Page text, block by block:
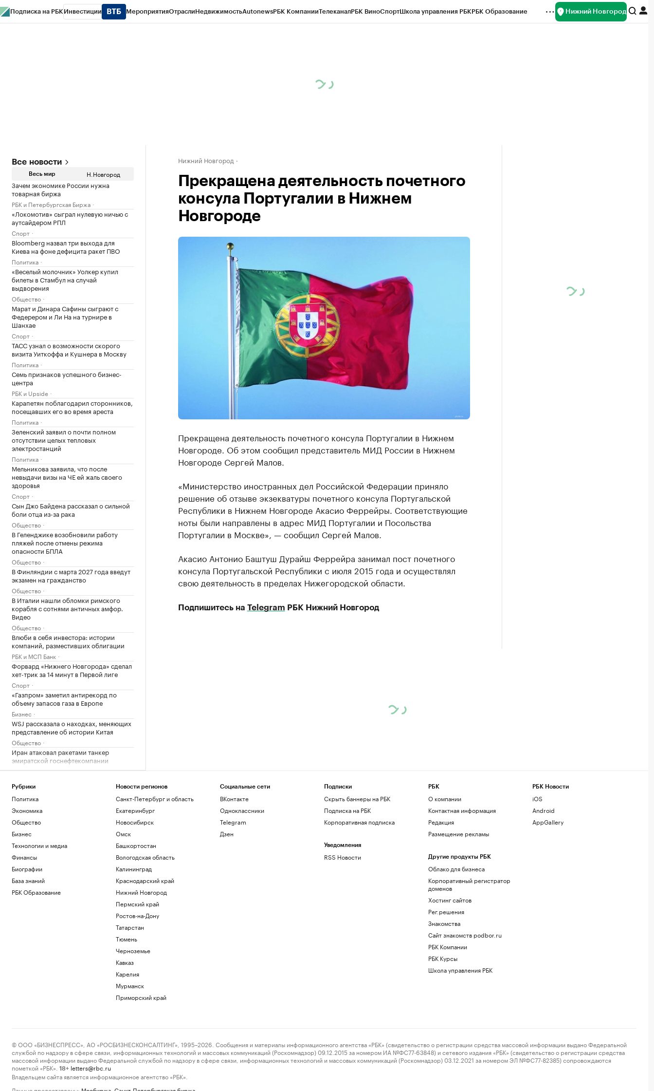
Подписка на РБК Инвестиции МероприятияОтраслиНедвижимостьAutonewsРБК КомпанииТелеканалРБК ВиноСпортШкола управления РБКРБК Образование Нижний Новгород
Все новости
Весь мир Н.Новгород
Зачем экономике России нужна
товарная биржа
РБК и Петербургская Биржа
«Локомотив» сыграл нулевую ничью с
аутсайдером РПЛ
Спорт
Bloomberg назвал три выхода для
Киева на фоне дефицита ракет ПВО
Политика
«Веселый молочник» Уолкер купил
билеты в Стамбул на случай
выдворения
Общество
Марат и Динара Сафины сыграют с
Федерером и Ли На на турнире в
Шанхае
Спорт
ТАСС узнал о возможности скорого
визита Уиткоффа и Кушнера в Москву
Политика
Семь признаков успешного бизнес-
центра
РБК и Upside
Карапетян поблагодарил сторонников,
посещавших его во время ареста
Политика
Зеленский заявил о почти полном
отсутствии целых тепловых
электростанций
Политика
Мельникова заявила, что после
невыдачи визы на ЧЕ ей жаль своего
здоровья
Спорт
Сын Джо Байдена рассказал о сильной
боли отца из-за рака
Общество
В Геленджике возобновили работу
пляжей после отмены режима
опасности БПЛА
Общество
В Финляндии с марта 2027 года введут
экзамен на гражданство
Общество
В Италии нашли обломки римского
корабля с сотнями античных амфор.
Видео
Общество
Влюби в себя инвестора: истории
компаний, разместивших облигации
РБК и МСП Банк
Форвард «Нижнего Новгорода» сделал
хет-трик за 14 минут в Первой лиге
Спорт
«Газпром» заметил антирекорд по
объему запасов газа в Европе
Бизнес
WSJ рассказала о находках, меняющих
представление об истории Китая
Общество
Иран атаковал ракетами танкер
эмиратской госнефтекомпании
Политика
в портах Николаев и Одесса
Политика
Нижний Новгород
Прекращена деятельность почетного
консула Португалии в Нижнем
Новгороде
Прекращена деятельность почетного консула Португалии в Нижнем
Новгороде. Об этом сообщил представитель МИД России в Нижнем
Новгороде Сергей Малов.
«Министерство иностранных дел Российской Федерации приняло
решение об отзыве экзекватуры почетного консула Португальской
Республики в Нижнем Новгороде Акасио Феррейры. Соответствующие
ноты были направлены в адрес МИД Португалии и Посольства
Португалии в Москве», — сообщил Сергей Малов.
Акасио Антонио Баштуш Дурайш Феррейра занимал пост почетного
консула Португальской Республики с июля 2015 года и осуществлял
свою деятельность в пределах Нижегородской области.
Подпишитесь на Telegram РБК Нижний Новгород
Рубрики
Политика
Экономика
Общество
Бизнес
Технологии и медиа
Финансы
Биографии
База знаний
РБК Образование
Новости регионов
Санкт-Петербург и область
Екатеринбург
Новосибирск
Омск
Башкортостан
Вологодская область
Калининград
Краснодарский край
Нижний Новгород
Пермский край
Ростов-на-Дону
Татарстан
Тюмень
Черноземье
Кавказ
Карелия
Мурманск
Приморский край
Социальные сети
ВКонтакте
Одноклассники
Telegram
Дзен
Подписки
Скрыть баннеры на РБК
Подписка на РБК
Корпоративная подписка
Уведомления
RSS Новости
РБК
О компании
Контактная информация
Редакция
Размещение рекламы
Другие продукты РБК
Облако для бизнеса
Корпоративный регистратор
доменов
Хостинг сайтов
Рег.решения
Знакомства
Сайт знакомств podbor.ru
РБК Компании
РБК Курсы
Школа управления РБК
РБК Новости
iOS
Android
AppGallery
© ООО «БИЗНЕСПРЕСС», АО «РОСБИЗНЕСКОНСАЛТИНГ», 1995–2026. Сообщения и материалы информационного агентства «РБК» (свидетельство о регистрации средства массовой информации выдано Федеральной
службой по надзору в сфере связи, информационных технологий и массовых коммуникаций (Роскомнадзор) 09.12.2015 за номером ИА №ФС77-63848) и сетевого издания «РБК» (свидетельство о регистрации средства
массовой информации выдано Федеральной службой по надзору в сфере связи, информационных технологий и массовых коммуникаций (Роскомнадзор) 03.12.2021 за номером ЭЛ №ФС77-82385) сопровождаются
пометкой «РБК».
18+ letters@rbc.ru
Владельцем сайта является информационное агентство «РБК».